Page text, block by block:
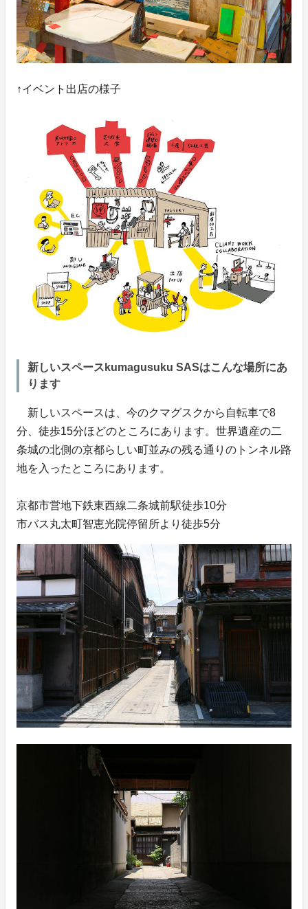
↑イベント出店の様子
新しいスペースkumagusuku SASはこんな場所にあ
ります
新しいスペースは、今のクマグスクから自転車で8
分、徒歩15分ほどのところにあります。世界遺産の二
条城の北側の京都らしい町並みの残る通りのトンネル路
地を入ったところにあります。
京都市営地下鉄東西線二条城前駅徒歩10分
市バス丸太町智恵光院停留所より徒歩5分